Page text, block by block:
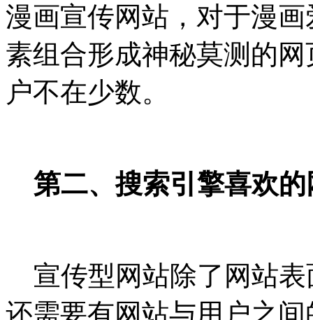
漫画宣传网站，对于漫
素组合形成神秘莫测的
户不在少数。
第二、搜索引擎喜欢的
宣传型网站除了网站表
还需要有网站与用户之